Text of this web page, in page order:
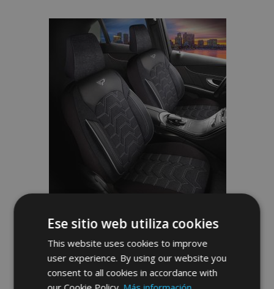
Lista
de
Deseos
142,00 €
No está disponible
Ese sitio web utiliza cookies
This website uses cookies to improve
user experience. By using our website you
consent to all cookies in accordance with